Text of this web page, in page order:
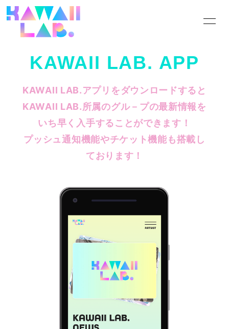
VIDEO DISCOGRAPHY
GOODS CONTACT
BLOG MOVIE
ログイン
KAWAII LAB. APP
KAWAII LAB.アプリをダウンロードすると
KAWAII LAB.所属のグル－プの最新情報を
いち早く入手することができます！
プッシュ通知機能やチケット機能も搭載し
ております！